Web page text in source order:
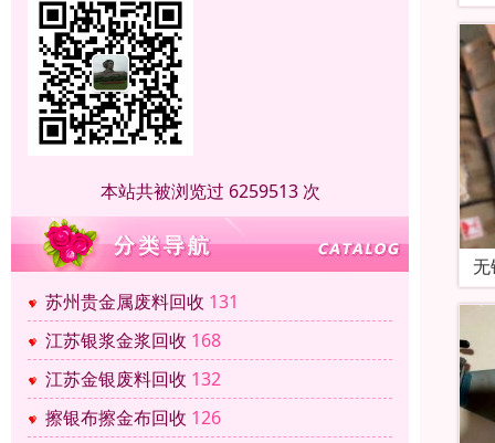
本站共被浏览过 6259513 次
苏州贵金属废料回收 131
江苏银浆金浆回收 168
江苏金银废料回收 132
擦银布擦金布回收 126
无